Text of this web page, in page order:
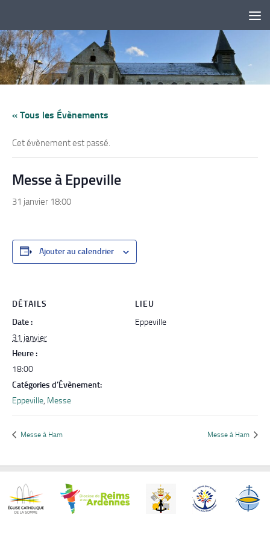
« Tous les Évènements
Cet évènement est passé.
Messe à Eppeville
31 janvier 18:00
Ajouter au calendrier
DÉTAILS
Date :
31 janvier
Heure :
18:00
Catégories d’Évènement:
Eppeville, Messe
LIEU
Eppeville
Messe à Ham Messe à Ham